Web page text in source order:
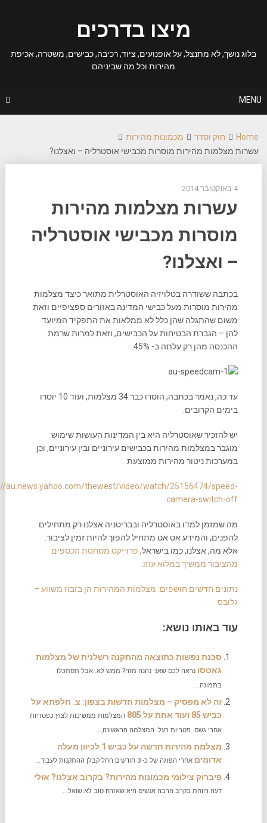
מיצו בדרכים
נושך, לא מתנצל, על אופנועים, ציוד, רכיבה, כבישים, משטרה, אכיפת
מהירות וכל מה שביניהם
חוק וסדר
מכמונות מהירות
מצלמות מהירות מוסרות מכבישי אוסטרליה – ואצלנו?
עשרות מצלמות מהירות
מוסרות מכבישי אוסטרליה
– ואצלנו?
בכתבה ששודרה בטלויזיה האוסטרלית מתואר כיצד מצלמות
מהירות מוסרות מעל כבישי המדינה באזורים ספציפיים וזאת
משום שהתגלה שהן כלל לא ממלאות את התפקיד המיועד
להן – הגברת הבטיחות על הכבישים, וזאת למרות שרמת
ההכנסה מהן רק עלתה ב- 45%.
עד כה, נאמר בכתבה, הוסרו כבר 34 מצלמות, ועוד 10 יוסרו
בימים הקרובים.
יש להזכיר שאוסטרליה היא בין המדינות העושות שימוש
מוגבר במצלמות מהירות בכבישים עירוניים ובין עירוניים, וכן
במערכות ניטור מהירות ממוצעת.
https://au.news.yahoo.com/thewest/video/watch/25156474/speed-
camera-switch-off
מה שמזמן למדו באוסטרליה ובבריטניה אצלנו רק מתחילים
להפנים, והמידע אט אט מתחיל להפוך להיות זמין לציבור.
אלא מה, אצלנו, כמו בישראל,פרוייקט מסחטת הכספים
מהציבור ממשיך במלוא עוזו.
נתונים חדשים חושפים: מצלמות המהירות הן בזבוז משווע –
עוד באותו נושא:
סכנת נפשות כתוצאה מהתקנה רשלנית של מצלמות
גאטסו נראה לכם שאני נהנה מזה? ממש לא. אבל תסתכלו
בתמונה...
זה לא מפסיק – מצלמות חדשות בצפון: צ. חלפתא על
המצלמות ממשיכות לצוץ כפטריות
אחרי גשם. פטריות רעל. המצלמה הראשונה,...
מצלמת מהירות חדשה על כביש 1 לכיוון מעלה
אדומים אחרי הפוגה של כ- 3 חודשים החל קבלן ההתקנות לעבוד...
פיברוק צילומי מכמונות מהירות? בקרוב אצלנו? אולי
דעה רווחת בקרב הרבה אנשים היא שאזרח טוב לא שואל...